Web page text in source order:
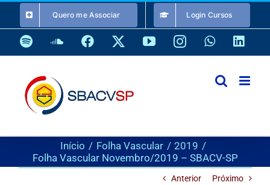
o
conteúdo
Quero me Associar Login Cursos
SpotifySoundCloud
Facebook YouTubeInstagramWhatsApp
Início Folha Vascular
2019
Folha Vascular Novembro/2019 – SBACV-SP
Anterior Próximo